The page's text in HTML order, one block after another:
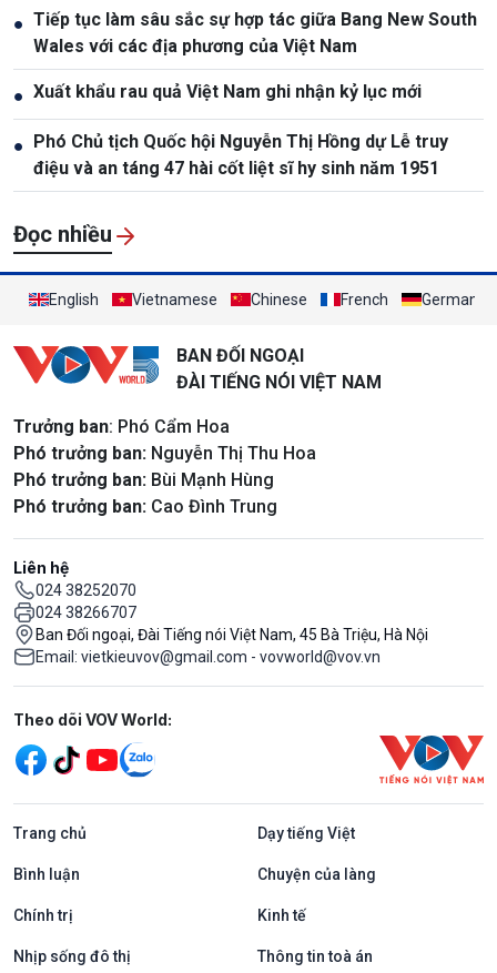
● Tiếp tục làm sâu sắc sự hợp tác giữa Bang New South
Wales với các địa phương của Việt Nam
● Xuất khẩu rau quả Việt Nam ghi nhận kỷ lục mới
● Phó Chủ tịch Quốc hội Nguyễn Thị Hồng dự Lễ truy
điệu và an táng 47 hài cốt liệt sĩ hy sinh năm 1951
Đọc nhiều
English Vietnamese Chinese French German
BAN ĐỐI NGOẠI
ĐÀI TIẾNG NÓI VIỆT NAM
Trưởng ban: Phó Cẩm Hoa
Phó trưởng ban: Nguyễn Thị Thu Hoa
Phó trưởng ban: Bùi Mạnh Hùng
Phó trưởng ban: Cao Đình Trung
Liên hệ
024 38252070
024 38266707
Ban Đối ngoại, Đài Tiếng nói Việt Nam, 45 Bà Triệu, Hà Nội
Email: vietkieuvov@gmail.com - vovworld@vov.vn
Mạng xã hội
Theo dõi VOV World:
Trang chủ Dạy tiếng Việt
Bình luận Chuyện của làng
Chính trị Kinh tế
Nhịp sống đô thị Thông tin toà án